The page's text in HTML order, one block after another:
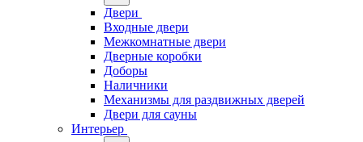
Двери
Входные двери
Межкомнатные двери
Дверные коробки
Доборы
Наличники
Механизмы для раздвижных дверей
Двери для сауны
Интерьер